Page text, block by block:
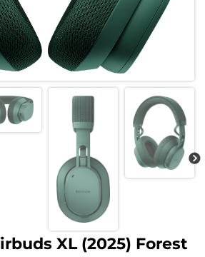
XL (2025) Forest